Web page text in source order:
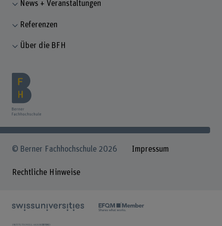
News + Veranstaltungen
Referenzen
Über die BFH
© Berner Fachhochschule 2026 Impressum
Rechtliche Hinweise